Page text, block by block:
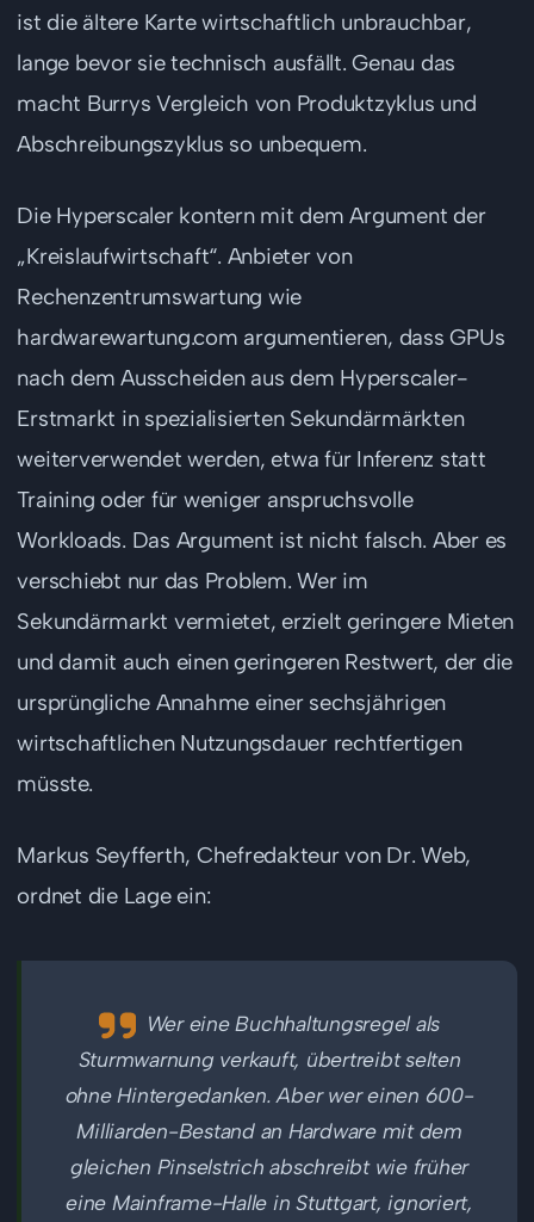
ist die ältere Karte wirtschaftlich unbrauchbar,
lange bevor sie technisch ausfällt. Genau das
macht Burrys Vergleich von Produktzyklus und
Abschreibungszyklus so unbequem.
Die Hyperscaler kontern mit dem Argument der
„Kreislaufwirtschaft“. Anbieter von
Rechenzentrumswartung wie
hardwarewartung.com argumentieren, dass GPUs
nach dem Ausscheiden aus dem Hyperscaler-
Erstmarkt in spezialisierten Sekundärmärkten
weiterverwendet werden, etwa für Inferenz statt
Training oder für weniger anspruchsvolle
Workloads. Das Argument ist nicht falsch. Aber es
verschiebt nur das Problem. Wer im
Sekundärmarkt vermietet, erzielt geringere Mieten
und damit auch einen geringeren Restwert, der die
ursprüngliche Annahme einer sechsjährigen
wirtschaftlichen Nutzungsdauer rechtfertigen
müsste.
Markus Seyfferth, Chefredakteur von Dr. Web,
ordnet die Lage ein:
Wer eine Buchhaltungsregel als
Sturmwarnung verkauft, übertreibt selten
ohne Hintergedanken. Aber wer einen 600-
Milliarden-Bestand an Hardware mit dem
gleichen Pinselstrich abschreibt wie früher
eine Mainframe-Halle in Stuttgart, ignoriert,